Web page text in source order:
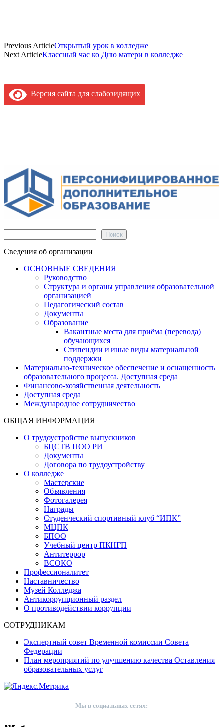
Previous ArticleОткрытый урок в колледже
Next ArticleКлассный час ко Дню матери в колледже
Версия сайта для слабовидящих
Поиск
Сведения об организации
ОСНОВНЫЕ СВЕДЕНИЯ
Руководство
Структура и органы управления образовательной
организацией
Педагогический состав
Документы
Образование
Вакантные места для приёма (перевода)
обучающихся
Стипендии и иные виды материальной
поддержки
Материально-техническое обеспечение и оснащенность
образовательного процесса. Доступная среда
Финансово-хозяйственная деятельность
Доступная среда
Международное сотрудничество
ОБЩАЯ ИНФОРМАЦИЯ
О трудоустройстве выпускников
БЦСТВ ПОО РИ
Документы
Договора по трудоустройству
О колледже
Мастерские
Объявления
Фотогалерея
Награды
Студенческий спортивный клуб “ИПК”
МЦПК
БПОО
Учебный центр ПКНГП
Антитеррор
ВСОКО
Профессионалитет
Наставничество
Музей Колледжа
Антикоррупционный раздел
О противодействии коррупции
СОТРУДНИКАМ
Экспертный совет Временной комиссии Совета
Федерации
План мероприятий по улучшению качества Оставления
образовательных услуг
Мы в социальных сетях: